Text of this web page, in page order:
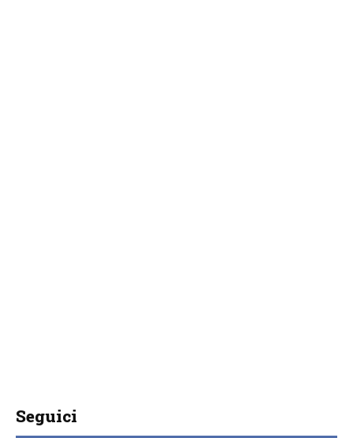
Seguici